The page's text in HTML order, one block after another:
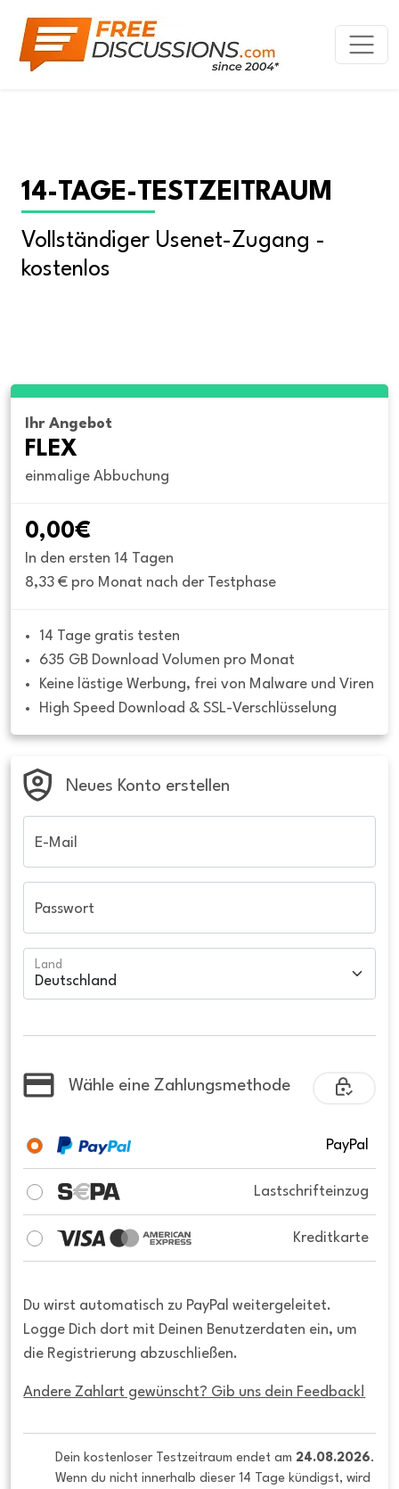
14-TAGE-TESTZEITRAUM
Vollständiger Usenet-Zugang -
kostenlos
Ihr Angebot
FLEX
einmalige Abbuchung
0,00€
In den ersten 14 Tagen
8,33 € pro Monat nach der Testphase
14 Tage gratis testen
635 GB Download Volumen pro Monat
Keine lästige Werbung, frei von Malware und Viren
High Speed Download & SSL-Verschlüsselung
Neues Konto erstellen
E-Mail
Passwort
Land
Wähle eine Zahlungsmethode
PayPal
Lastschrifteinzug
Kreditkarte
Du wirst automatisch zu PayPal weitergeleitet.
Logge Dich dort mit Deinen Benutzerdaten ein, um
die Registrierung abzuschließen.
Andere Zahlart gewünscht? Gib uns dein Feedback!
Dein kostenloser Testzeitraum endet am 24.08.2026.
Wenn du nicht innerhalb dieser 14 Tage kündigst, wird